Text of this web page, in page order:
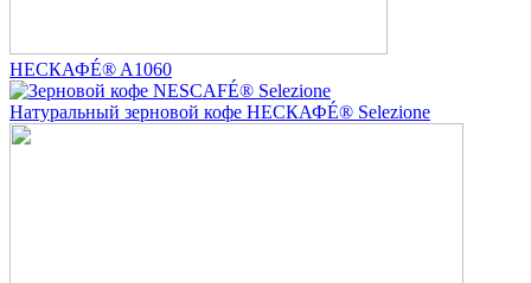
НЕСКАФÉ® A1060
Натуральный зерновой кофе НЕСКАФÉ® Selezione